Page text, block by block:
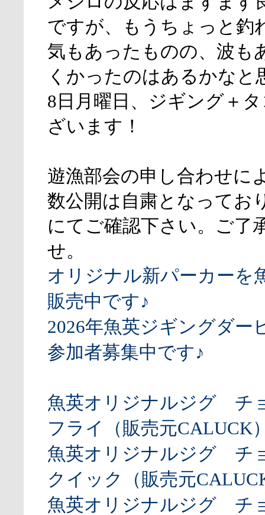
ですが、もうちょっと釣
気もあったものの、波も
くかったのはあるかなと
8日月曜日、ジギング＋
ざいます！
遊漁部会の申し合わせに
数公開は自粛となってお
にてご確認下さい。ご了
せ。
オリジナル新パーカーを
販売中です♪
2026年魚英ジギングダー
参加者募集中です♪
魚英オリジナルジグ チ
フライ（販売元CALUCK
魚英オリジナルジグ チ
クイック（販売元
魚英オリジナルジグ チ